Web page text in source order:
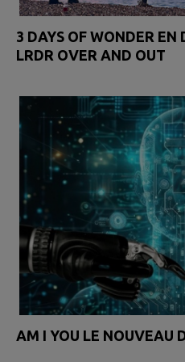
3 DAYS OF WONDER EN
LRDR OVER AND OUT
AM I YOU LE NOUVEAU